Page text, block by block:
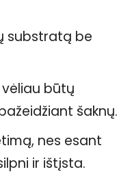
substratą be
vėliau būtų
šaknų.
nes esant
ir ištįsta.